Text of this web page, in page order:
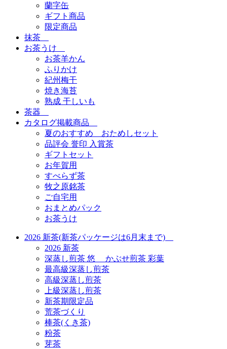
蘭字缶
ギフト商品
限定商品
抹茶
お茶うけ
お茶羊かん
ふりかけ
紀州梅干
焼き海苔
熟成 干しいも
茶器
カタログ掲載商品
夏のおすすめ おためしセット
品評会 誉印 入賞茶
ギフトセット
お年賀用
すべらず茶
牧之原銘茶
ご自宅用
おまとめパック
お茶うけ
2026 新茶(新茶パッケージは6月末まで)
2026 新茶
深蒸し煎茶 悠 かぶせ煎茶 彩葉
最高級深蒸し煎茶
高級深蒸し煎茶
上級深蒸し煎茶
新茶期限定品
荒茶づくり
棒茶(くき茶)
粉茶
芽茶